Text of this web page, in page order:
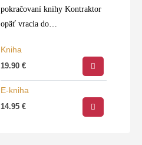
pokračovaní knihy Kontraktor
opäť vracia do
súkromných bezpečnostných
služieb – tentoraz do
Afganistanu, Iraku a
Stredoafrickej republiky.
Kniha
19.90€
E-kniha
14.95€